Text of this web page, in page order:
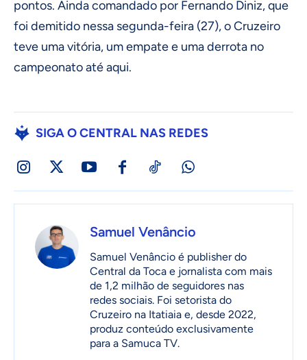
pontos. Ainda comandado por Fernando Diniz, que
foi demitido nessa segunda-feira (27), o Cruzeiro
teve uma vitória, um empate e uma derrota no
campeonato até aqui.
SIGA O CENTRAL NAS REDES
Samuel Venâncio
Samuel Venâncio é publisher do
Central da Toca e jornalista com mais
de 1,2 milhão de seguidores nas
redes sociais. Foi setorista do
Cruzeiro na Itatiaia e, desde 2022,
produz conteúdo exclusivamente
para a Samuca TV.